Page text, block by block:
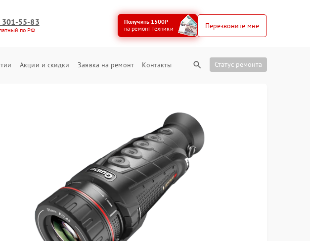
301-55-83
по РФ
Получить 1500₽
на ремонт техники
Перезвоните мне
Акции и скидки Заявка на ремонт Контакты Статус ремонта